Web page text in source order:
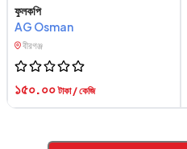
ফুলকপি
AG Osman
বীরগঞ্জ
১৫০.০০টাকা / কেজি